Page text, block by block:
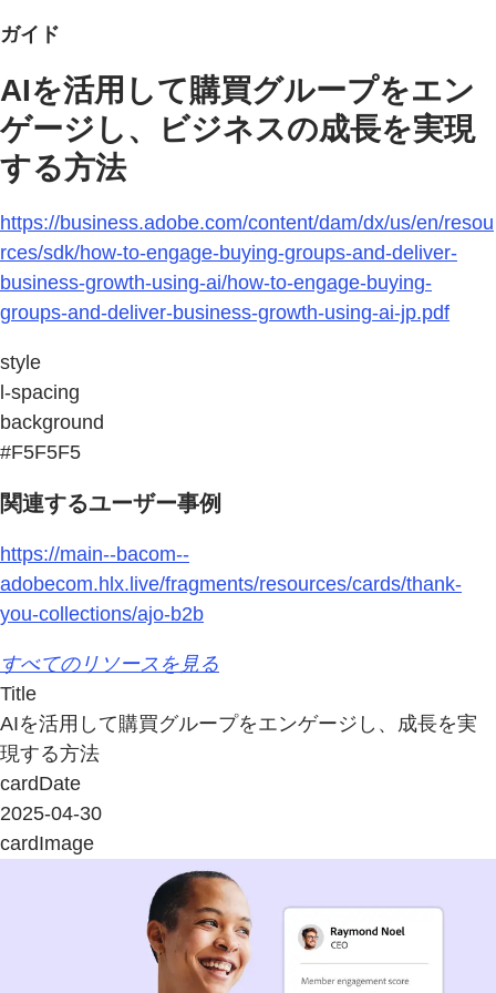
ガイド
AIを活用して購買グループをエン
ゲージし、ビジネスの成長を実現
する方法
https://business.adobe.com/content/dam/dx/us/en/resou
rces/sdk/how-to-engage-buying-groups-and-deliver-
business-growth-using-ai/how-to-engage-buying-
groups-and-deliver-business-growth-using-ai-jp.pdf
style
l-spacing
background
#F5F5F5
関連するユーザー事例
https://main--bacom--
adobecom.hlx.live/fragments/resources/cards/thank-
you-collections/ajo-b2b
すべてのリソースを見る
Title
AIを活用して購買グループをエンゲージし、成長を実
現する方法
cardDate
2025-04-30
cardImage